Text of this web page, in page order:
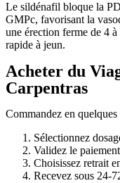
Le sildénafil bloque la
GMPc, favorisant la
une érection ferme de 4
rapide à jeun.
Acheter du
Carpentras
Commandez en quelques
Sélectionnez
Validez le
Choisissez retrait
Recevez sous 24-